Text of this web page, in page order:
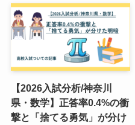
【2026入試分析/神奈川
県・数学】正答率0.4%の衝
撃と「捨てる勇気」が分け